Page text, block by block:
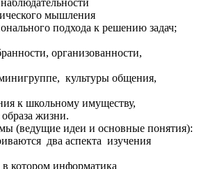
мышления
подхода к решению задач;
организованности,
культуры общения,
к школьному имуществу,
жизни.
(ведущие идеи и основные понятия):
два аспекта изучения
котором информатика